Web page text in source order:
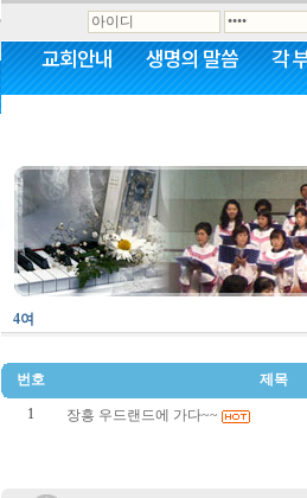
교회안내 생명의 말씀 각
4여
번호 제목
1 장흥 우드랜드에 가다~~